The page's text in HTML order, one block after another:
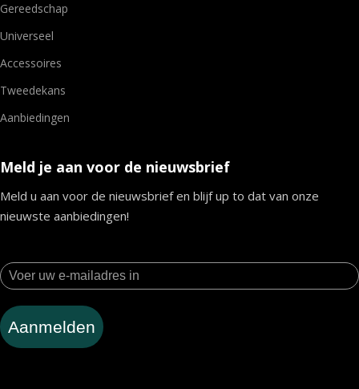
Gereedschap
Universeel
Accessoires
Tweedekans
Aanbiedingen
Meld je aan voor de nieuwsbrief
Meld u aan voor de nieuwsbrief en blijf up to dat van onze
nieuwste aanbiedingen!
Aanmelden